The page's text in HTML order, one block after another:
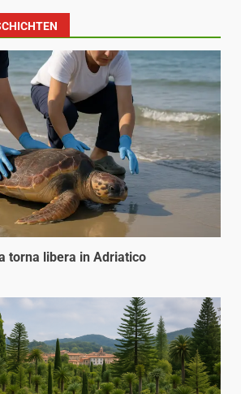
torna libera in Adriatico